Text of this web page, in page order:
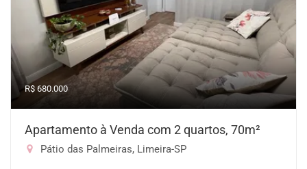
R$ 680.000
Apartamento à Venda com 2 quartos, 70m²
Pátio das Palmeiras, Limeira-SP